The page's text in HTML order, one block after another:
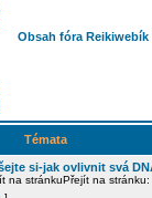
Obsah fóra Reikiwebík
Témata
si-jak ovlivnit svá
Přejít na stránku: